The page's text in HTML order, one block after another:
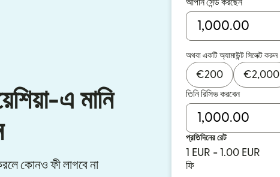
এ মানি
কোনও ফী লাগবে না
আপনি সেন্ড করছেন
অথবা একটি অ্যামাউন্ট সিলেক্ট করুন
€200 €2,000
তিনি রিসিভ করবেন
প্রতিদিনের রেট
1 EUR = 1.00 EUR
ফি